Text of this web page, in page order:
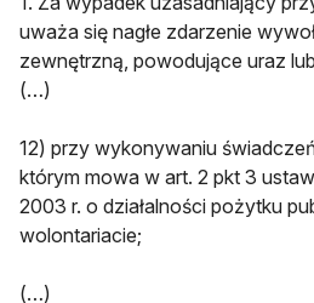
uważa się nagłe zdarzenie
zewnętrzną, powodujące uraz
(…)
12) przy wykonywaniu
którym mowa w art. 2 pkt 3
2003 r. o działalności pożytku
wolontariacie;
(…)